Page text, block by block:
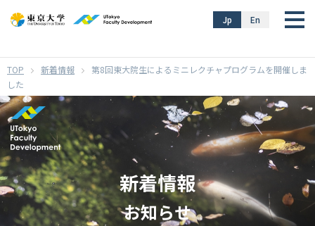
En
Jp
新着情報
第8回東大院生によるミニレクチャプログラムを開催しま
した
新着情報
お知らせ